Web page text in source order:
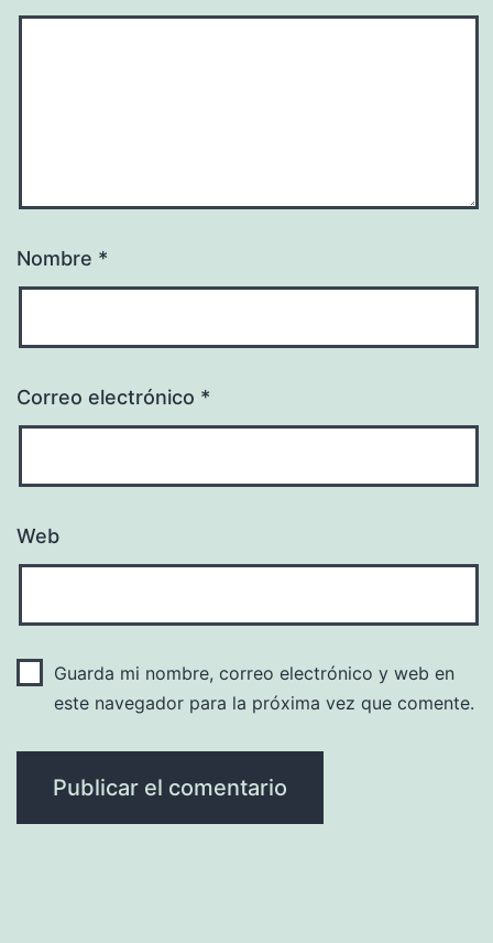
Nombre *
Correo electrónico *
Web
Guarda mi nombre, correo electrónico y web en
este navegador para la próxima vez que comente.